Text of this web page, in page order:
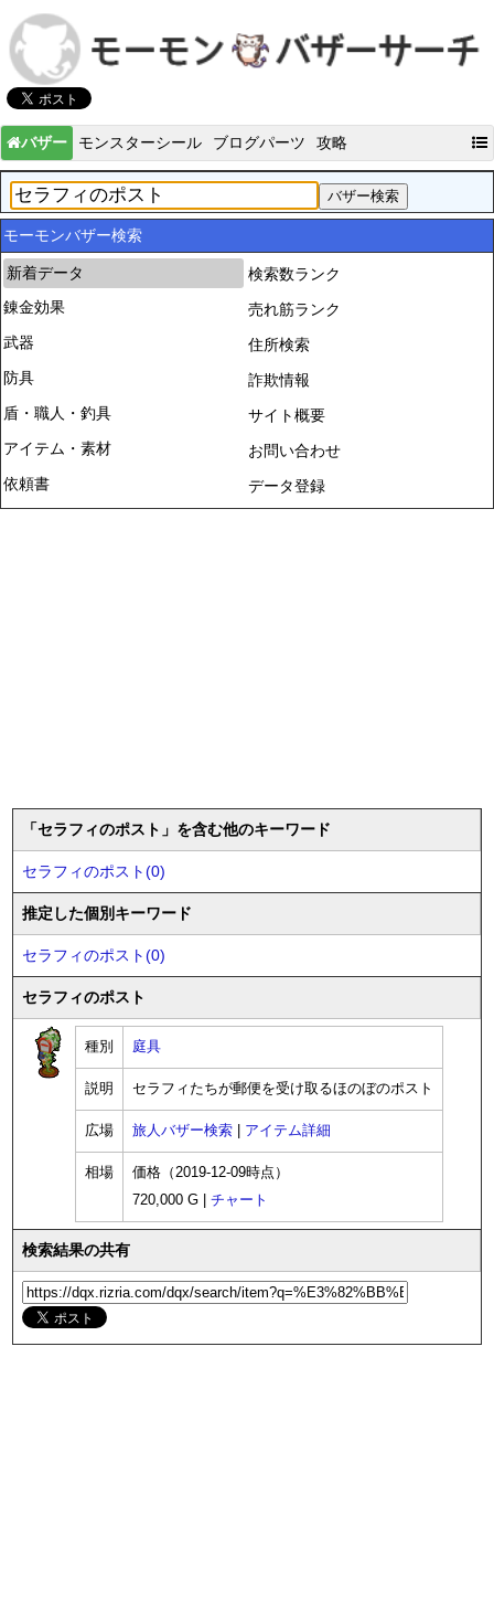
バザー モンスターシール ブログパーツ 攻略
モーモンバザー検索
新着データ
錬金効果
武器
防具
盾・職人・釣具
アイテム・素材
依頼書
検索数ランク
売れ筋ランク
住所検索
詐欺情報
サイト概要
お問い合わせ
データ登録
「セラフィのポスト」を含む他のキーワード
セラフィのポスト(0)
推定した個別キーワード
セラフィのポスト(0)
セラフィのポスト
種別 庭具
説明 セラフィたちが郵便を受け取るほのぼのポスト
広場 旅人バザー検索 アイテム詳細
相場
価格（2019-12-09時点）
720,000 G | チャート
検索結果の共有